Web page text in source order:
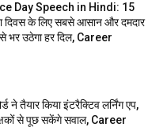
Day Speech in Hindi: 15
दिवस के लिए सबसे आसान और दमदार
भर उठेगा हर दिल, Career
ने तैयार किया इंटरैक्टिव लर्निंग एप,
से पूछ सकेंगे सवाल, Career